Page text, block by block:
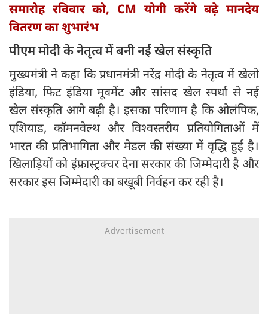
समारोह रविवार को, CM योगी करेंगे बढ़े मानदेय
वितरण का शुभारंभ
पीएम मोदी के नेतृत्व में बनी नई खेल संस्कृति
मुख्यमंत्री ने कहा कि प्रधानमंत्री नरेंद्र मोदी के नेतृत्व में खेलो
इंडिया, फिट इंडिया मूवमेंट और सांसद खेल स्पर्धा से नई
खेल संस्कृति आगे बढ़ी है। इसका परिणाम है कि ओलंपिक,
एशियाड, कॉमनवेल्थ और विश्वस्तरीय प्रतियोगिताओं में
भारत की प्रतिभागिता और मेडल की संख्या में वृद्धि हुई है।
खिलाड़ियों को इंफ्रास्ट्रक्चर देना सरकार की जिम्मेदारी है और
सरकार इस जिम्मेदारी का बखूबी निर्वहन कर रही है।